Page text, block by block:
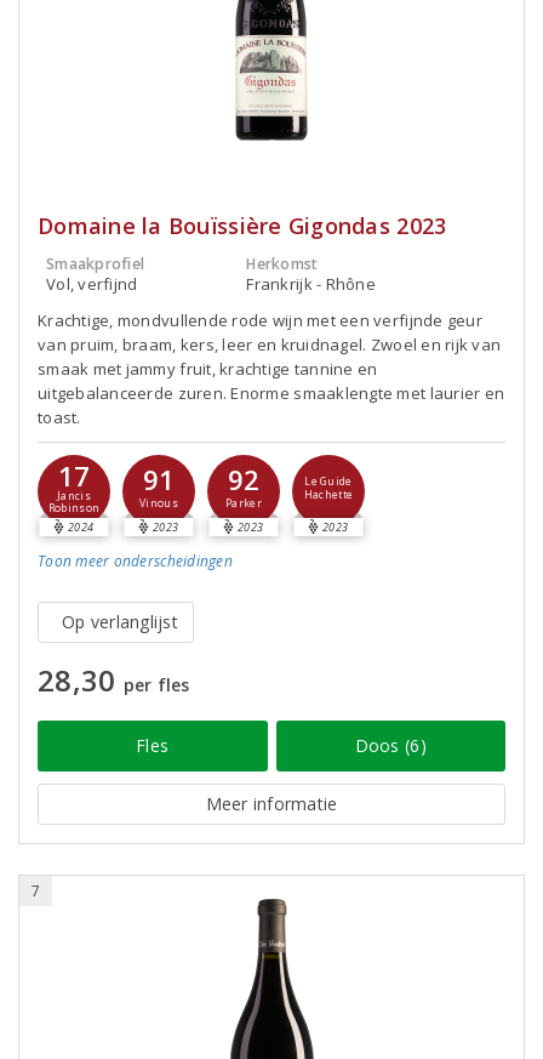
Domaine la Bouïssière Gigondas 2023
Smaakprofiel
Vol, verfijnd
Herkomst
Frankrijk - Rhône
Krachtige, mondvullende rode wijn met een verfijnde geur
van pruim, braam, kers, leer en kruidnagel. Zwoel en rijk van
smaak met jammy fruit, krachtige tannine en
uitgebalanceerde zuren. Enorme smaaklengte met laurier en
toast.
17
Jancis
Robinson
2024
91
Vinous
2023
92
Parker
2023
Le Guide
Hachette
2023
Toon meer onderscheidingen
Op verlanglijst
28,30 per fles
Fles Doos (6)
Meer informatie
7